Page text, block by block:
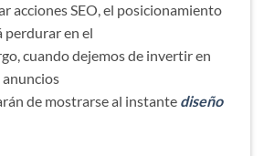
acciones SEO, el posicionamiento
perdurar en el
cuando dejemos de invertir en
anuncios
de mostrarse al instante diseño